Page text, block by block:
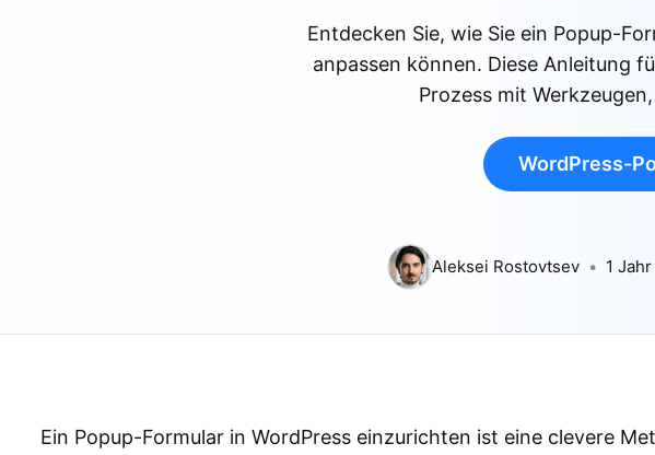
Entdecken Sie, wie Sie ein Popup-
anpassen können. Diese Anleitung
Prozess mit
WordPress-
Aleksei Rostovtsev 1
Ein Popup-Formular in WordPress einzurichten ist eine clevere